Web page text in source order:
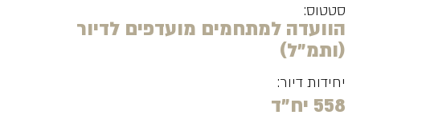
סטטוס:
הוועדה למתחמים מועדפים לדיור
(ותמ"ל)
יחידות דיור:
558 יח"ד